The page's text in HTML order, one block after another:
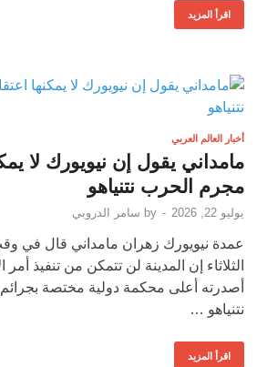
اقرأ المزيد
أخبار العالم العربي
مامداني يقول إن نيويورك لا
مجرم الحرب نتنياهو
يوليو 22, 2026 -
by سامر الدروبي
عمدة نيويورك زهران مامداني قال في
الثلاثاء إن المدينة لن تتمكن من تنفيذ أمر
أصدرته أعلى محكمة دولية مختصة
نتنياهو …
اقرأ المزيد